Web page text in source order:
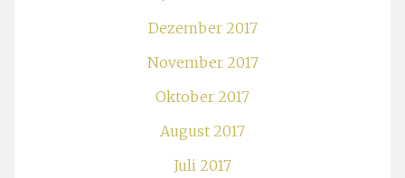
Dezember 2017
November 2017
Oktober 2017
August 2017
Juli 2017